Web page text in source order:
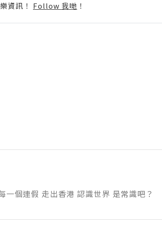
資訊！ Follow 我哋 ！
一個連假 走出香港 認識世界 是常識吧？